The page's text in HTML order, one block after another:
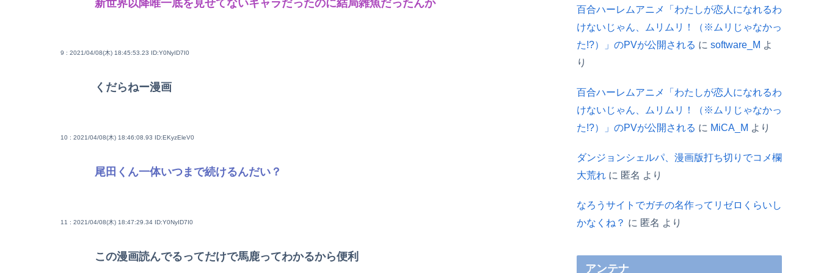
新世界以降唯一底を見せてないキャラだったのに結局雑魚だったんか
9 : 2021/04/08(木) 18:45:53.23 ID:Y0NyID7I0
くだらねー漫画
10 : 2021/04/08(木) 18:46:08.93 ID:EKyzEleV0
尾田くん一体いつまで続けるんだい？
11 : 2021/04/08(木) 18:47:29.34 ID:Y0NyID7I0
この漫画読んでるってだけで馬鹿ってわかるから便利
百合ハーレムアニメ「わたしが恋人になれるわ
けないじゃん、ムリムリ！（※ムリじゃなかっ
た!?）」のPVが公開される に software_M よ
り
百合ハーレムアニメ「わたしが恋人になれるわ
けないじゃん、ムリムリ！（※ムリじゃなかっ
た!?）」のPVが公開される に MiCA_M より
ダンジョンシェルパ、漫画版打ち切りでコメ欄
大荒れ に 匿名 より
なろうサイトでガチの名作ってリゼロくらいし
かなくね？ に 匿名 より
アンテナ